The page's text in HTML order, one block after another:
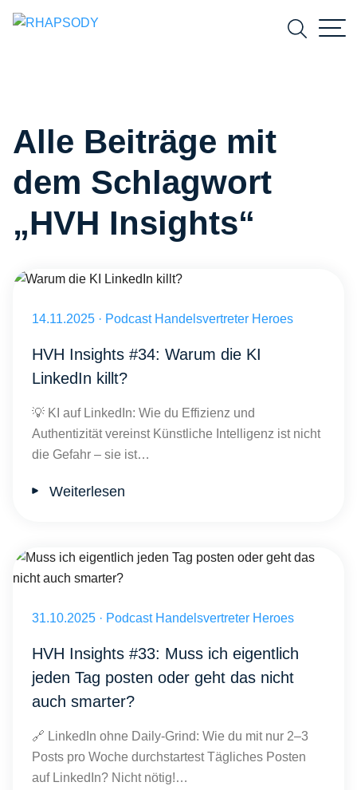
Suchen
Alle Beiträge mit
dem Schlagwort
„HVH Insights“
Veröffentlicht am 14.11.2025
14.11.2025 · Podcast Handelsvertreter Heroes
HVH Insights #34: Warum die KI
LinkedIn killt?
💡 KI auf LinkedIn: Wie du Effizienz und
Authentizität vereinst Künstliche Intelligenz ist nicht
die Gefahr – sie ist…
Weiterlesen
Veröffentlicht am 31.10.2025
31.10.2025 · Podcast Handelsvertreter Heroes
HVH Insights #33: Muss ich eigentlich
jeden Tag posten oder geht das nicht
auch smarter?
🔗 LinkedIn ohne Daily-Grind: Wie du mit nur 2–3
Posts pro Woche durchstartest Tägliches Posten
auf LinkedIn? Nicht nötig!…